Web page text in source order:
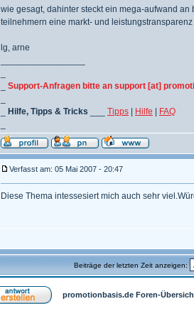
wie gesagt, dahinter steckt ein mega-aufwand
teilnehmern eine markt- und
lg, arne
Support-Anfragen bitte an support [at]
Hilfe, Tipps & Tricks Tipps Hilfe
FAQ
Verfasst am: 05 Mai 2007 - 20:47
Diese Thema intessesiert mich auch sehr
Beiträge der letzten Zeit anzeigen:
promotionbasis.de Foren-